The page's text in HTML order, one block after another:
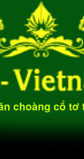
choàng cổ tơ